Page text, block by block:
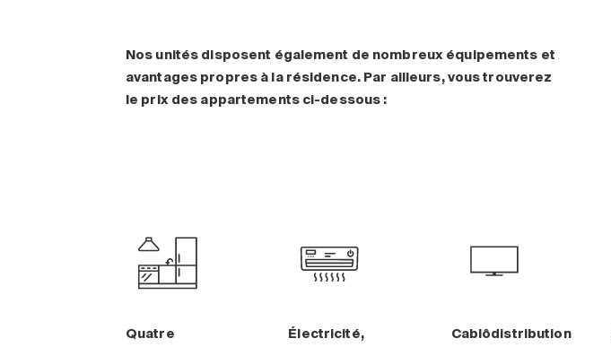
Nos unités disposent également de nombreux équipements et
avantages propres à la résidence. Par ailleurs, vous trouverez
le prix des appartements ci-dessous :
Quatre
Électricité,
Cablôdistribution